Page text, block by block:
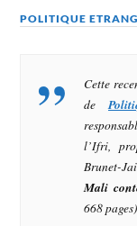
POLITIQUE
Cette
de
l’Ifri,
Brunet-
Mali
668